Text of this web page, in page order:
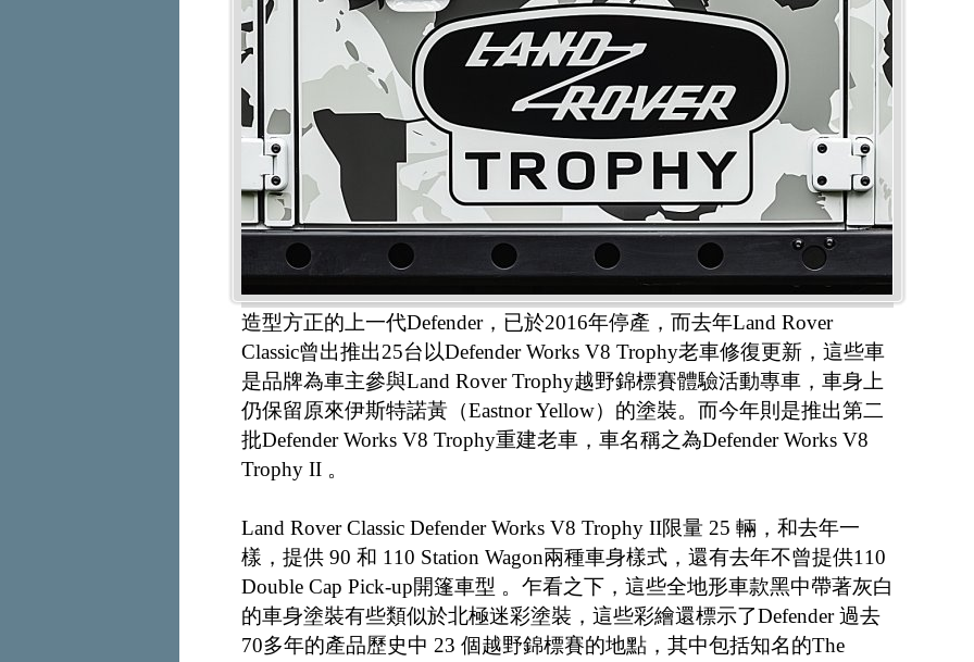
造型方正的上一代Defender，已於2016年停產，而去年Land Rover
Classic曾出推出25台以Defender Works V8 Trophy老車修復更新，這些車
是品牌為車主參與Land Rover Trophy越野錦標賽體驗活動專車，車身上
仍保留原來伊斯特諾黃（Eastnor Yellow）的塗裝。而今年則是推出第二
批Defender Works V8 Trophy重建老車，車名稱之為Defender Works V8
Trophy II 。
Land Rover Classic Defender Works V8 Trophy II限量 25 輛，和去年一
樣，提供 90 和 110 Station Wagon兩種車身樣式，還有去年不曾提供110
Double Cap Pick-up開篷車型 。乍看之下，這些全地形車款黑中帶著灰白
的車身塗裝有些類似於北極迷彩塗裝，這些彩繪還標示了Defender 過去
70多年的產品歷史中 23 個越野錦標賽的地點，其中包括知名的The